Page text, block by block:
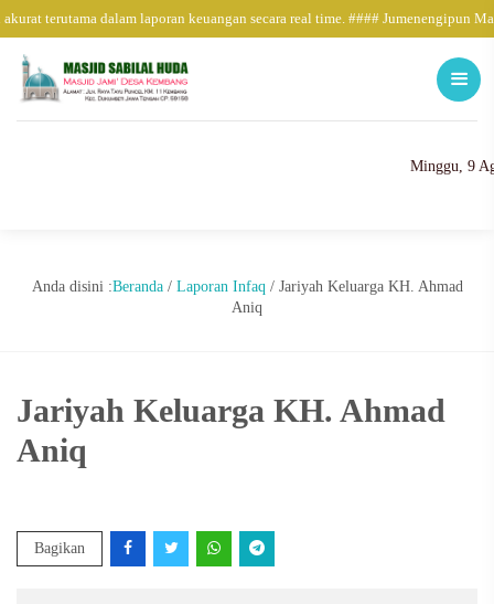
terutama dalam laporan keuangan secara real time. #### Jumenengipun
Minggu, 9
Anda disini :Beranda/ Laporan Infaq / Jariyah Keluarga KH. Ahmad
Aniq
Jariyah Keluarga KH. Ahmad
Aniq
Bagikan